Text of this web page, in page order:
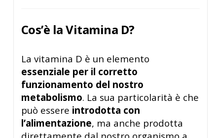
Cos’è la Vitamina D?
La vitamina D è un elemento
essenziale per il corretto
funzionamento del nostro
metabolismo. La sua particolarità è che
può essere introdotta con
l’alimentazione, ma anche prodotta